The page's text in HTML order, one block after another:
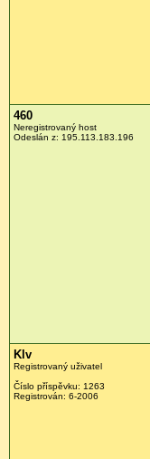
460
Neregistrovaný host
Odeslán z: 195.113.183.196
Klv
Registrovaný uživatel
Číslo příspěvku: 1263
Registrován: 6-2006